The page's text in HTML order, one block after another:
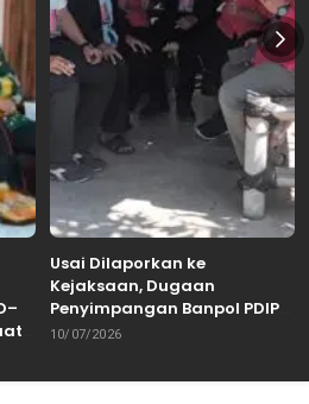
Usai Dilaporkan ke
Kejaksaan, Dugaan
Penyimpangan Banpol PDIP
Pasuruan Dinyatakan
Cabut Laporan”
10/07/2026